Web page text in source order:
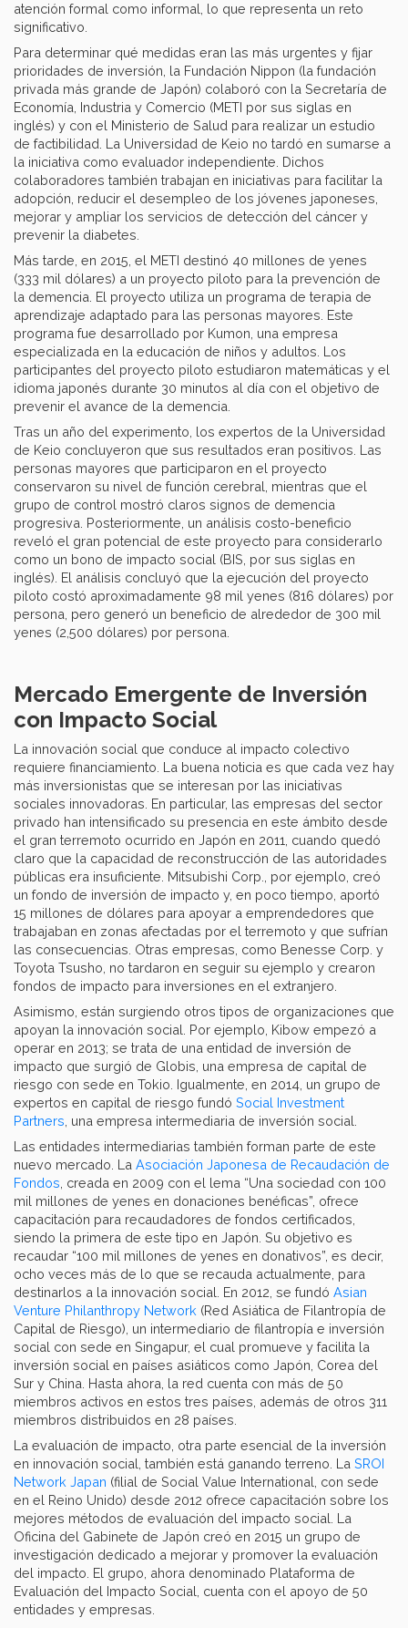
atención formal como informal, lo que representa un reto
significativo.
Para determinar qué medidas eran las más urgentes y fijar
prioridades de inversión, la Fundación Nippon (la fundación
privada más grande de Japón) colaboró con la Secretaría de
Economía, Industria y Comercio (METI por sus siglas en
inglés) y con el Ministerio de Salud para realizar un estudio
de factibilidad. La Universidad de Keio no tardó en sumarse a
la iniciativa como evaluador independiente. Dichos
colaboradores también trabajan en iniciativas para facilitar la
adopción, reducir el desempleo de los jóvenes japoneses,
mejorar y ampliar los servicios de detección del cáncer y
prevenir la diabetes.
Más tarde, en 2015, el METI destinó 40 millones de yenes
(333 mil dólares) a un proyecto piloto para la prevención de
la demencia. El proyecto utiliza un programa de terapia de
aprendizaje adaptado para las personas mayores. Este
programa fue desarrollado por Kumon, una empresa
especializada en la educación de niños y adultos. Los
participantes del proyecto piloto estudiaron matemáticas y el
idioma japonés durante 30 minutos al día con el objetivo de
prevenir el avance de la demencia.
Tras un año del experimento, los expertos de la Universidad
de Keio concluyeron que sus resultados eran positivos. Las
personas mayores que participaron en el proyecto
conservaron su nivel de función cerebral, mientras que el
grupo de control mostró claros signos de demencia
progresiva. Posteriormente, un análisis costo-beneficio
reveló el gran potencial de este proyecto para considerarlo
como un bono de impacto social (BIS, por sus siglas en
inglés). El análisis concluyó que la ejecución del proyecto
piloto costó aproximadamente 98 mil yenes (816 dólares) por
persona, pero generó un beneficio de alrededor de 300 mil
yenes (2,500 dólares) por persona.
Mercado Emergente de Inversión
con Impacto Social
La innovación social que conduce al impacto colectivo
requiere financiamiento. La buena noticia es que cada vez hay
más inversionistas que se interesan por las iniciativas
sociales innovadoras. En particular, las empresas del sector
privado han intensificado su presencia en este ámbito desde
el gran terremoto ocurrido en Japón en 2011, cuando quedó
claro que la capacidad de reconstrucción de las autoridades
públicas era insuficiente. Mitsubishi Corp., por ejemplo, creó
un fondo de inversión de impacto y, en poco tiempo, aportó
15 millones de dólares para apoyar a emprendedores que
trabajaban en zonas afectadas por el terremoto y que sufrían
las consecuencias. Otras empresas, como Benesse Corp. y
Toyota Tsusho, no tardaron en seguir su ejemplo y crearon
fondos de impacto para inversiones en el extranjero.
Asimismo, están surgiendo otros tipos de organizaciones que
apoyan la innovación social. Por ejemplo, Kibow empezó a
operar en 2013; se trata de una entidad de inversión de
impacto que surgió de Globis, una empresa de capital de
riesgo con sede en Tokio. Igualmente, en 2014, un grupo de
expertos en capital de riesgo fundó Social Investment
Partners , una empresa intermediaria de inversión social.
Las entidades intermediarias también forman parte de este
nuevo mercado. La Asociación Japonesa de Recaudación de
Fondos , creada en 2009 con el lema “Una sociedad con 100
mil millones de yenes en donaciones benéficas”, ofrece
capacitación para recaudadores de fondos certificados,
siendo la primera de este tipo en Japón. Su objetivo es
recaudar “100 mil millones de yenes en donativos”, es decir,
ocho veces más de lo que se recauda actualmente, para
destinarlos a la innovación social. En 2012, se fundó Asian
Venture Philanthropy Network (Red Asiática de Filantropía de
Capital de Riesgo), un intermediario de filantropía e inversión
social con sede en Singapur, el cual promueve y facilita la
inversión social en países asiáticos como Japón, Corea del
Sur y China. Hasta ahora, la red cuenta con más de 50
miembros activos en estos tres países, además de otros 311
miembros distribuidos en 28 países.
La evaluación de impacto, otra parte esencial de la inversión
en innovación social, también está ganando terreno. La SROI
Network Japan (filial de Social Value International, con sede
en el Reino Unido) desde 2012 ofrece capacitación sobre los
mejores métodos de evaluación del impacto social. La
Oficina del Gabinete de Japón creó en 2015 un grupo de
investigación dedicado a mejorar y promover la evaluación
del impacto. El grupo, ahora denominado Plataforma de
Evaluación del Impacto Social, cuenta con el apoyo de 50
entidades y empresas.